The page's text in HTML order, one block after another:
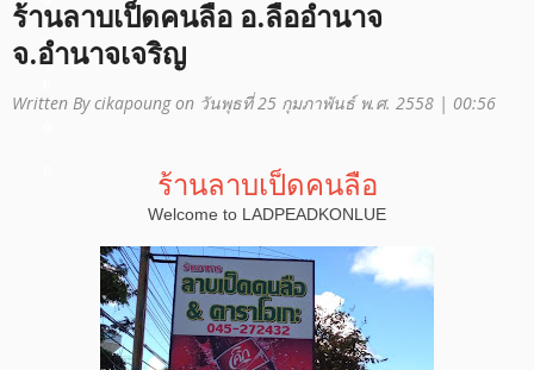
a
ร้านลาบเป็ดคนลือ อ.ลืออำนาจ
จ.อำนาจเจริญ
Written By cikapoung on วันพุธที่ 25 กุมภาพันธ์ พ.ศ. 2558 | 00:56
ร้านลาบเป็ดคนลือ
Welcome to LADPEADKONLUE